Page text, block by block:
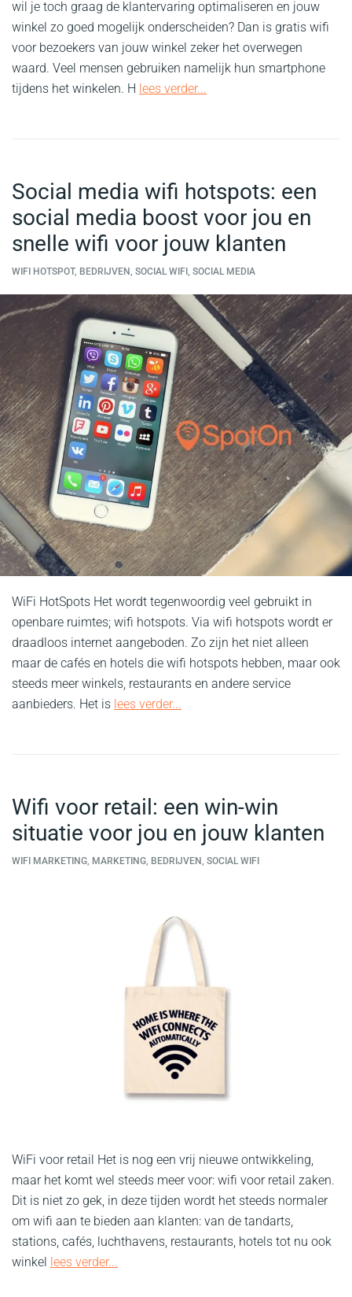
wil je toch graag de klantervaring optimaliseren en jouw
winkel zo goed mogelijk onderscheiden? Dan is gratis wifi
voor bezoekers van jouw winkel zeker het overwegen
waard. Veel mensen gebruiken namelijk hun smartphone
tijdens het winkelen. H lees verder...
Social media wifi hotspots: een
social media boost voor jou en
snelle wifi voor jouw klanten
WIFI HOTSPOT, BEDRIJVEN, SOCIAL WIFI, SOCIAL MEDIA
WiFi HotSpots Het wordt tegenwoordig veel gebruikt in
openbare ruimtes; wifi hotspots. Via wifi hotspots wordt er
draadloos internet aangeboden. Zo zijn het niet alleen
maar de cafés en hotels die wifi hotspots hebben, maar ook
steeds meer winkels, restaurants en andere service
aanbieders. Het is lees verder...
Wifi voor retail: een win-win
situatie voor jou en jouw klanten
WIFI MARKETING, MARKETING, BEDRIJVEN, SOCIAL WIFI
WiFi voor retail Het is nog een vrij nieuwe ontwikkeling,
maar het komt wel steeds meer voor: wifi voor retail zaken.
Dit is niet zo gek, in deze tijden wordt het steeds normaler
om wifi aan te bieden aan klanten: van de tandarts,
stations, cafés, luchthavens, restaurants, hotels tot nu ook
winkel
lees verder...